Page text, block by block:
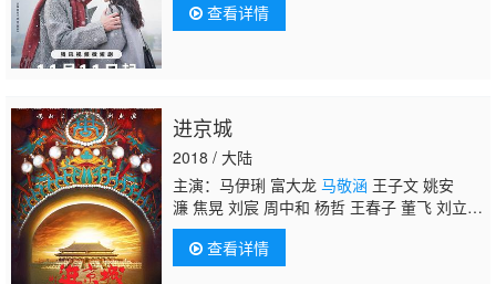
查看详情
进京城
2018 / 大陆
主演：马伊琍 富大龙 马敬涵 王子文 姚安
濂 焦晃 刘宸 周中和 杨哲 王春子 董飞 刘立
伟 刘佩琦
查看详情